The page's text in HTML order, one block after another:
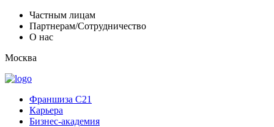
Частным лицам
Партнерам/Сотрудничество
О нас
Москва
Франшиза C21
Карьера
Бизнес-академия